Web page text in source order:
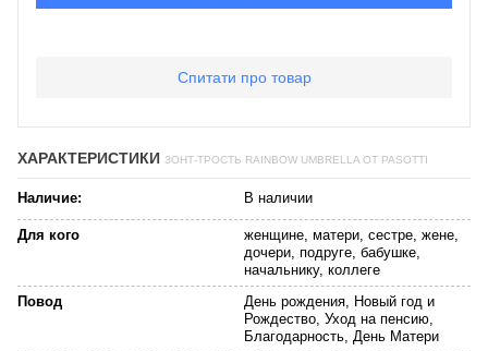
Спитати про товар
ХАРАКТЕРИСТИКИ ЗОНТ-ТРОСТЬ RAINBOW UMBRELLA ОТ PASOTTI
Наличие: В наличии
Для кого
женщине, матери, сестре, жене,
дочери, подруге, бабушке,
начальнику, коллеге
Повод
День рождения, Новый год и
Рождество, Уход на пенсию,
Благодарность, День Матери